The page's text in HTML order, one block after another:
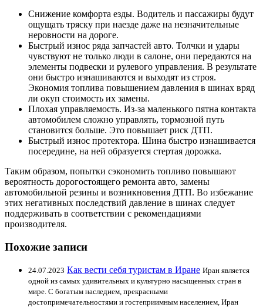
Снижение комфорта езды. Водитель и пассажиры будут
ощущать тряску при наезде даже на незначительные
неровности на дороге.
Быстрый износ ряда запчастей авто. Толчки и удары
чувствуют не только люди в салоне, они передаются на
элементы подвески и рулевого управления. В результате
они быстро изнашиваются и выходят из строя.
Экономия топлива повышением давления в шинах вряд
ли окуп стоимость их замены.
Плохая управляемость. Из-за маленького пятна контакта
автомобилем сложно управлять, тормозной путь
становится больше. Это повышает риск ДТП.
Быстрый износ протектора. Шина быстро изнашивается
посередине, на ней образуется стертая дорожка.
Таким образом, попытки сэкономить топливо повышают
вероятность дорогостоящего ремонта авто, замены
автомобильной резины и возникновения ДТП. Во избежание
этих негативных последствий давление в шинах следует
поддерживать в соответствии с рекомендациями
производителя.
Похожие записи
24.07.2023 Как вести себя туристам в Иране Иран является
одной из самых удивительных и культурно насыщенных стран в
мире. С богатым наследием, прекрасными
достопримечательностями и гостеприимным населением, Иран